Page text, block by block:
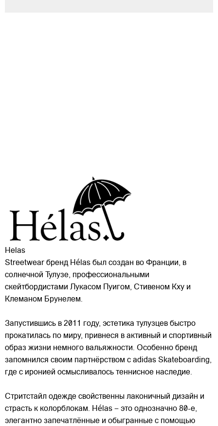
Helas
Streetwear бренд Hélas был создан во Франции, в
солнечной Тулузе, профессиональными
скейтбордистами Лукасом Пуигом, Стивеном Кху и
Клеманом Брунелем.
Запустившись в 2011 году, эстетика тулузцев быстро
прокатилась по миру, привнеся в активный и спортивный
образ жизни немного вальяжности. Особенно бренд
запомнился своим партнёрством с adidas Skateboarding,
где с иронией осмысливалось теннисное наследие.
Стритстайл одежде свойственны лаконичный дизайн и
страсть к колорблокам. Hélas – это однозначно 80-е,
элегантно запечатлённые и обыгранные с помощью